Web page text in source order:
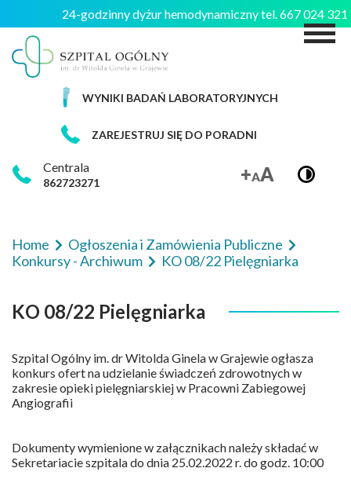
24-godzinny dyżur hemodynamiczny tel. 667 024
WYNIKI BADAŃ LABORATORYJNYCH
ZAREJESTRUJ SIĘ DO PORADNI
Centrala
862723271
Home
Ogłoszenia i Zamówienia Publiczne
Konkursy - Archiwum
KO 08/22 Pielęgniarka
KO 08/22 Pielęgniarka
Szpital Ogólny im. dr Witolda Ginela w Grajewie ogłasza
konkurs ofert na udzielanie świadczeń zdrowotnych w
zakresie opieki pielęgniarskiej w Pracowni Zabiegowej
Angiografii
Dokumenty wymienione w załącznikach należy składać w
Sekretariacie szpitala do dnia 25.02.2022 r. do godz. 10:00